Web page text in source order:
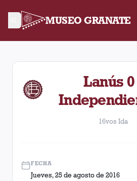
MUSEO GRANATE
16vos Ida. Partido entre Lanús y
Lanús
16vos Ida
FECHA
Jueves, 25 de agosto de 2016